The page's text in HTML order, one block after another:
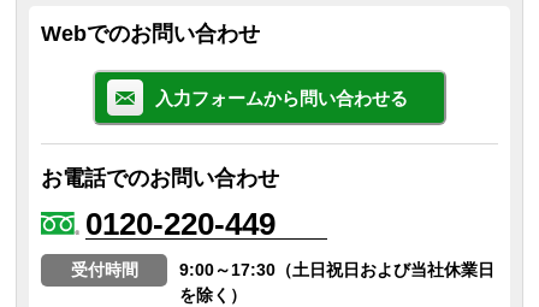
Webでのお問い合わせ
入力フォームから問い合わせる
お電話でのお問い合わせ
0120-220-449
受付時間
9:00～17:30（土日祝日および当社休業日
を除く）